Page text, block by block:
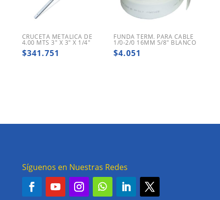
CRUCETA METALICA DE
4.00 MTS 3″ X 3″ X 1/4″
$341.751
FUNDA TERM. PARA CABLE
1/0-2/0 16MM 5/8″ BLANCO
$4.051
Síguenos en Nuestras Redes